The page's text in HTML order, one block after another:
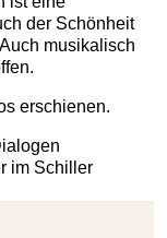
der Schönheit
musikalisch
erschienen.
im Schiller